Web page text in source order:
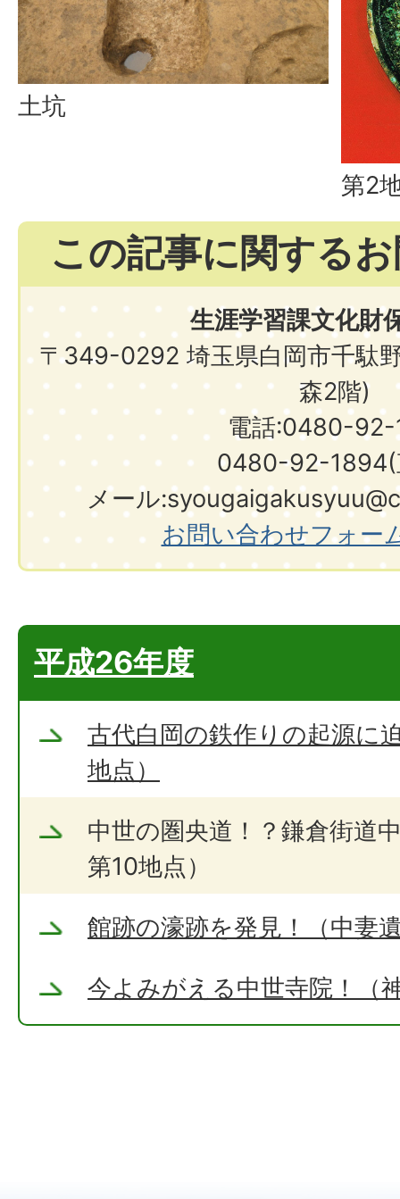
土坑
第2
この記事に関する
生涯学習課文化財
〒349-0292 埼玉県白岡市千駄
森2階)
電話:0480-92-
0480-92-1894(
メール
お問い合わせフォー
平成26年度
古代白岡の鉄作りの起源に
地点）
中世の圏央道！？鎌倉街道
第10地点）
館跡の濠跡を発見！（中妻
今よみがえる中世寺院！（